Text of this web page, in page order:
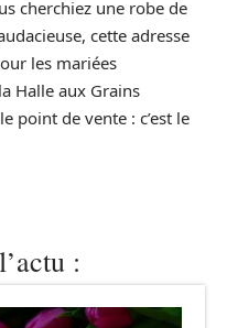
cherchiez une robe de
cette adresse
les mariées
Halle aux Grains
point de vente : c’est le
: